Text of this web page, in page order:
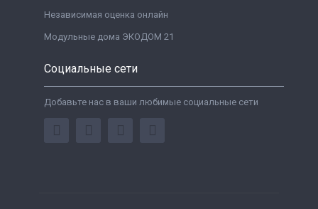
Независимая оценка онлайн
Модульные дома ЭКОДОМ 21
Социальные сети
Добавьте нас в ваши любимые социальные сети